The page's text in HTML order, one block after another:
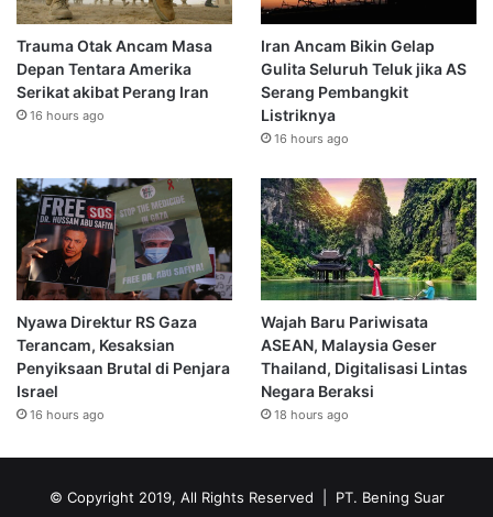
Trauma Otak Ancam Masa
Depan Tentara Amerika
Serikat akibat Perang Iran
16 hours ago
Iran Ancam Bikin Gelap
Gulita Seluruh Teluk jika AS
Serang Pembangkit
Listriknya
16 hours ago
Nyawa Direktur RS Gaza
Terancam, Kesaksian
Penyiksaan Brutal di Penjara
Israel
16 hours ago
Wajah Baru Pariwisata
ASEAN, Malaysia Geser
Thailand, Digitalisasi Lintas
Negara Beraksi
18 hours ago
© Copyright 2019, All Rights Reserved | PT. Bening Suar